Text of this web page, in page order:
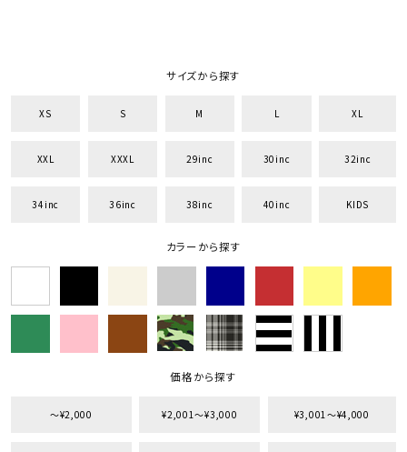
search
サイズから探す
XS S M L XL
XXL XXXL 29inc 30inc 32inc
34inc 36inc 38inc 40inc KIDS
カラーから探す
価格から探す
〜¥2,000 ¥2,001〜¥3,000 ¥3,001〜¥4,000